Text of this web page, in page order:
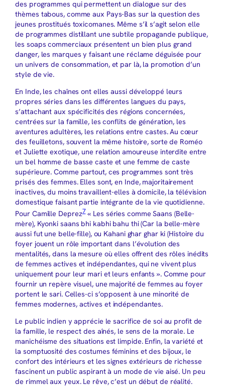
des programmes qui permettent un dialogue sur des
thèmes tabous, comme aux Pays-Bas sur la question des
jeunes prostitués toxicomanes. Même s’il s’agit selon elle
de programmes distillant une subtile propagande publique,
les soaps commerciaux présentent un bien plus grand
danger, les marques y faisant une réclame déguisée pour
un univers de consommation, et par là, la promotion d’un
style de vie.
En Inde, les chaînes ont elles aussi développé leurs
propres séries dans les différentes langues du pays,
s’attachant aux spécificités des régions concernées,
centrées sur la famille, les conflits de génération, les
aventures adultères, les relations entre castes. Au cœur
des feuilletons, souvent la même histoire, sorte de Roméo
et Juliette exotique, une relation amoureuse interdite entre
un bel homme de basse caste et une femme de caste
supérieure. Comme partout, ces programmes sont très
prisés des femmes. Elles sont, en Inde, majoritairement
inactives, du moins travaillent-elles à domicile, la télévision
domestique faisant partie intégrante de la vie quotidienne.
Pour Camille Deprez7« Les séries comme Saans (Belle-
mère), Kyonki saans bhi kabhi bahu thi (Car la belle-mère
aussi fut une belle-fille), ou Kahani ghar ghar ki (Histoire du
foyer jouent un rôle important dans l’évolution des
mentalités, dans la mesure où elles offrent des rôles inédits
de femmes actives et indépendantes, qui ne vivent plus
uniquement pour leur mari et leurs enfants ». Comme pour
fournir un repère visuel, une majorité de femmes au foyer
portent le sari. Celles-ci s’opposent à une minorité de
femmes modernes, actives et indépendantes.
Le public indien y apprécie le sacrifice de soi au profit de
la famille, le respect des aînés, le sens de la morale. Le
manichéisme des situations est limpide. Enfin, la variété et
la somptuosité des costumes féminins et des bijoux, le
confort des intérieurs et les signes extérieurs de richesse
fascinent un public aspirant à un mode de vie aisé. Un peu
de rimmel aux yeux. Le rêve, c’est un début de réalité.